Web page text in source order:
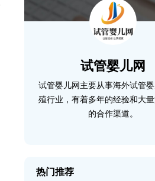
试管婴儿网
试管婴儿网主要从事海外试管
殖行业，有着多年的经验和大
的合作渠道。
热门推荐